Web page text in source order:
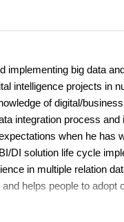
implementing big data
intelligence projects in
of digital/
integration process and
when he has
DI solution life cycle
in multiple relation
helps people to adopt